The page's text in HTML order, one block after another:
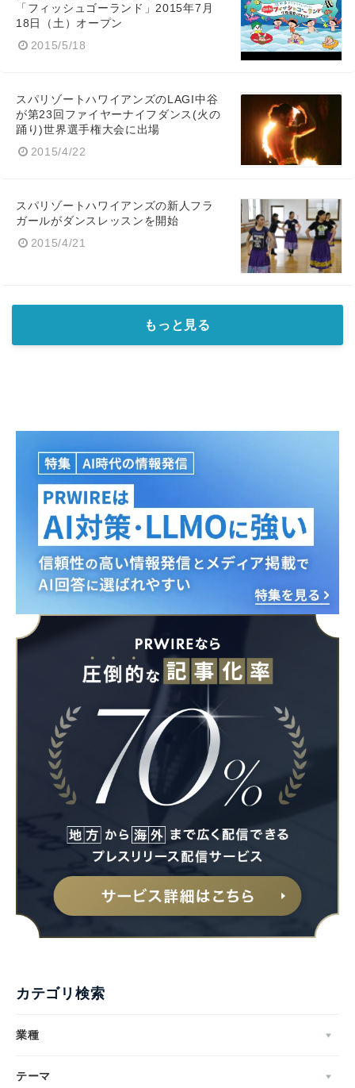
「フィッシュゴーランド」2015年7月
18日（土）オープン
2015/5/18
スパリゾートハワイアンズのLAGI中谷
が第23回ファイヤーナイフダンス(火の
踊り)世界選手権大会に出場
2015/4/22
スパリゾートハワイアンズの新人フラ
ガールがダンスレッスンを開始
2015/4/21
もっと見る
カテゴリ検索
業種
テーマ
Japanese
English